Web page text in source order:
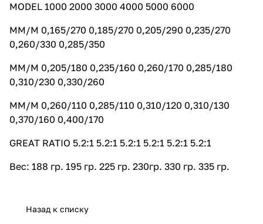
MODEL 1000 2000 3000 4000 5000 6000
ММ/М 0,165/270 0,185/270 0,205/290 0,235/270
0,260/330 0,285/350
ММ/М 0,205/180 0,235/160 0,260/170 0,285/180
0,310/230 0,330/260
ММ/М 0,260/110 0,285/110 0,310/120 0,310/130
0,370/160 0,400/170
GREAT RATIO 5.2:1 5.2:1 5.2:1 5.2:1 5.2:1 5.2:1
Вес: 188 гр. 195 гр. 225 гр. 230гр. 330 гр. 335 гр.
Назад к списку